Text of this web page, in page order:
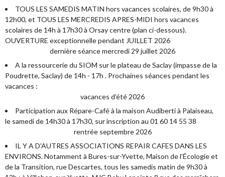
TOUS LES SAMEDIS MATIN hors vacances scolaires, de 9h30 à
12h00, et TOUS LES MERCREDIS APRES-MIDI hors vacances
scolaires de 14h à 17h30 à Orsay centre (plan ci-dessous).
OUVERTURE exceptionnelle pendant JUILLET 2026
dernière séance mercredi 29 juillet 2026
A la ressourcerie du SIOM sur le plateau de Saclay (impasse de la
Poudrette, Saclay) de 14h - 17h . Prochaines séances pendant les
vacances :
vacances d'été 2026
Participation aux Répare-Café à la maison Audiberti à Palaiseau,
le samedi de 14h30 à 17h30, sur inscription au 01 60 14 55 38
rentrée septembre 2026
IL Y A D'AUTRES ASSOCIATIONS REPAIR CAFES DANS LES
ENVIRONS. Notamment à Bures-sur-Yvette, Maison de l’Écologie et
de la Transition, rue Descartes, tous les samedis matin de 9h30 à